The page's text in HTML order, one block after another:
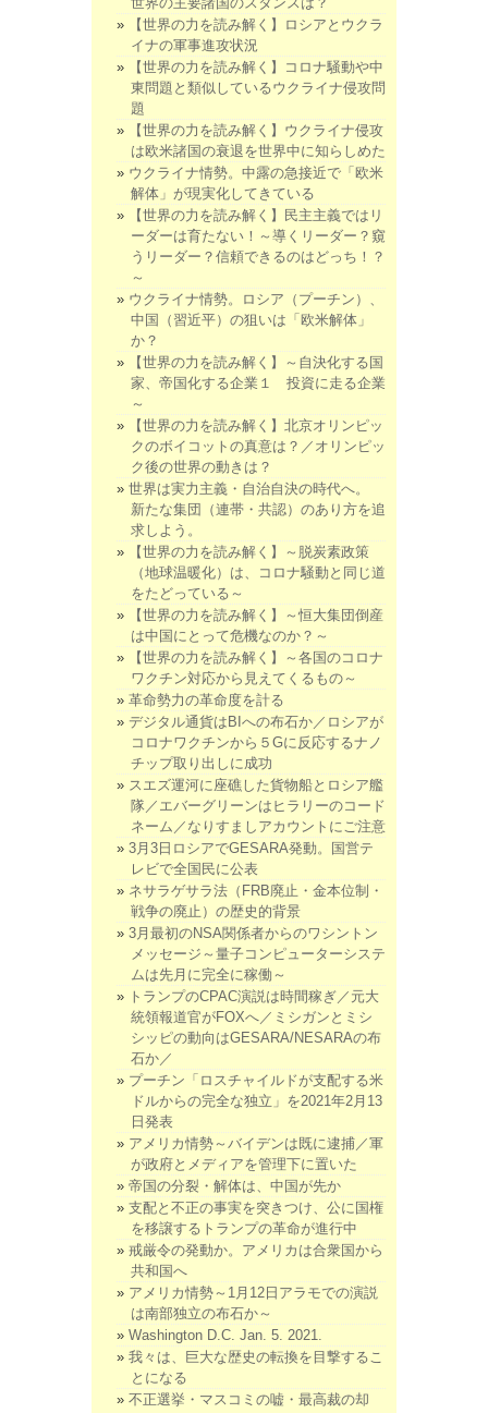
【世界の力を読み解く】ロシアとウクラ
イナの軍事進攻状況
【世界の力を読み解く】コロナ騒動や中
東問題と類似しているウクライナ侵攻問
題
【世界の力を読み解く】ウクライナ侵攻
は欧米諸国の衰退を世界中に知らしめた
ウクライナ情勢。中露の急接近で「欧米
解体」が現実化してきている
【世界の力を読み解く】民主主義ではリ
ーダーは育たない！～導くリーダー？窺
うリーダー？信頼できるのはどっち！？
～
ウクライナ情勢。ロシア（プーチン）、
中国（習近平）の狙いは「欧米解体」
か？
【世界の力を読み解く】～自決化する国
家、帝国化する企業１ 投資に走る企業
～
【世界の力を読み解く】北京オリンピッ
クのボイコットの真意は？／オリンピッ
ク後の世界の動きは？
世界は実力主義・自治自決の時代へ。
新たな集団（連帯・共認）のあり方を追
求しよう。
【世界の力を読み解く】～脱炭素政策
（地球温暖化）は、コロナ騒動と同じ道
をたどっている～
【世界の力を読み解く】～恒大集団倒産
は中国にとって危機なのか？～
【世界の力を読み解く】～各国のコロナ
ワクチン対応から見えてくるもの～
革命勢力の革命度を計る
デジタル通貨はBIへの布石か／ロシアが
コロナワクチンから５Gに反応するナノ
チップ取り出しに成功
スエズ運河に座礁した貨物船とロシア艦
隊／エバーグリーンはヒラリーのコード
ネーム／なりすましアカウントにご注意
3月3日ロシアでGESARA発動。国営テ
レビで全国民に公表
ネサラゲサラ法（FRB廃止・金本位制・
戦争の廃止）の歴史的背景
3月最初のNSA関係者からのワシントン
メッセージ～量子コンピューターシステ
ムは先月に完全に稼働～
トランプのCPAC演説は時間稼ぎ／元大
統領報道官がFOXへ／ミシガンとミシ
シッピの動向はGESARA/NESARAの布
石か／
プーチン「ロスチャイルドが支配する米
ドルからの完全な独立」を2021年2月13
日発表
アメリカ情勢～バイデンは既に逮捕／軍
が政府とメディアを管理下に置いた
帝国の分裂・解体は、中国が先か
支配と不正の事実を突きつけ、公に国権
を移譲するトランプの革命が進行中
戒厳令の発動か。アメリカは合衆国から
共和国へ
アメリカ情勢～1月12日アラモでの演説
は南部独立の布石か～
Washington D.C. Jan. 5. 2021.
我々は、巨大な歴史の転換を目撃するこ
とになる
不正選挙・マスコミの嘘・最高裁の却